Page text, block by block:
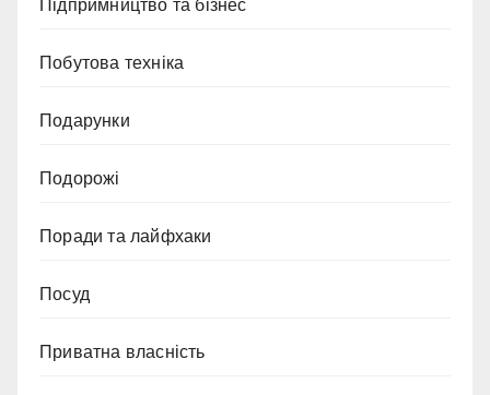
Підпримництво та бізнес
Побутова техніка
Подарунки
Подорожі
Поради та лайфхаки
Посуд
Приватна власність